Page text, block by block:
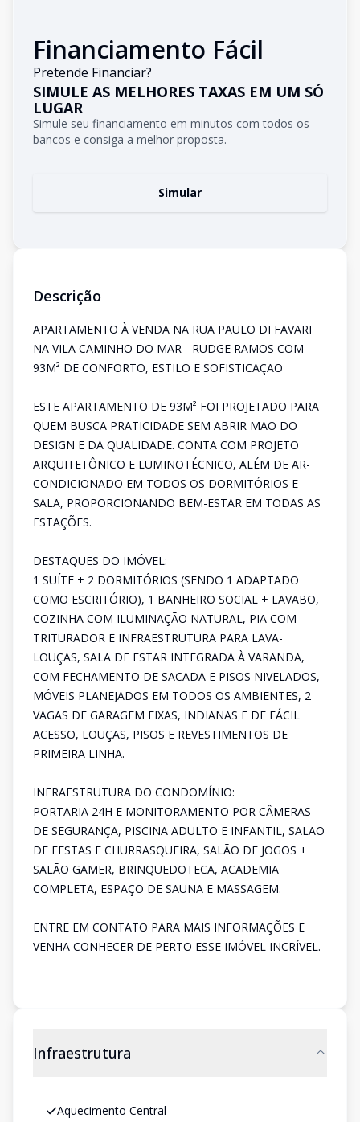
Financiamento Fácil
Pretende Financiar?
SIMULE AS MELHORES TAXAS EM UM SÓ
LUGAR
Simule seu financiamento em minutos com todos os
bancos e consiga a melhor proposta.
Simular
Descrição
APARTAMENTO À VENDA NA RUA PAULO DI FAVARI
NA VILA CAMINHO DO MAR - RUDGE RAMOS COM
93M² DE CONFORTO, ESTILO E SOFISTICAÇÃO
ESTE APARTAMENTO DE 93M² FOI PROJETADO PARA
QUEM BUSCA PRATICIDADE SEM ABRIR MÃO DO
DESIGN E DA QUALIDADE. CONTA COM PROJETO
ARQUITETÔNICO E LUMINOTÉCNICO, ALÉM DE AR-
CONDICIONADO EM TODOS OS DORMITÓRIOS E
SALA, PROPORCIONANDO BEM-ESTAR EM TODAS AS
ESTAÇÕES.
DESTAQUES DO IMÓVEL:
1 SUÍTE + 2 DORMITÓRIOS (SENDO 1 ADAPTADO
COMO ESCRITÓRIO), 1 BANHEIRO SOCIAL + LAVABO,
COZINHA COM ILUMINAÇÃO NATURAL, PIA COM
TRITURADOR E INFRAESTRUTURA PARA LAVA-
LOUÇAS, SALA DE ESTAR INTEGRADA À VARANDA,
COM FECHAMENTO DE SACADA E PISOS NIVELADOS,
MÓVEIS PLANEJADOS EM TODOS OS AMBIENTES, 2
VAGAS DE GARAGEM FIXAS, INDIANAS E DE FÁCIL
ACESSO, LOUÇAS, PISOS E REVESTIMENTOS DE
PRIMEIRA LINHA.
INFRAESTRUTURA DO CONDOMÍNIO:
PORTARIA 24H E MONITORAMENTO POR CÂMERAS
DE SEGURANÇA, PISCINA ADULTO E INFANTIL, SALÃO
DE FESTAS E CHURRASQUEIRA, SALÃO DE JOGOS +
SALÃO GAMER, BRINQUEDOTECA, ACADEMIA
COMPLETA, ESPAÇO DE SAUNA E MASSAGEM.
ENTRE EM CONTATO PARA MAIS INFORMAÇÕES E
VENHA CONHECER DE PERTO ESSE IMÓVEL INCRÍVEL.
Infraestrutura
Aquecimento Central